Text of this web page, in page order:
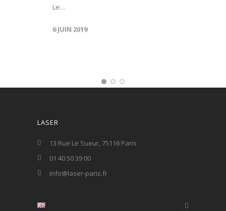
Le…
6 JUIN 2019
LASER
13 Rue Le Sueur, 75116 Paris
01 40 50 39 00
info@laser-paris.fr